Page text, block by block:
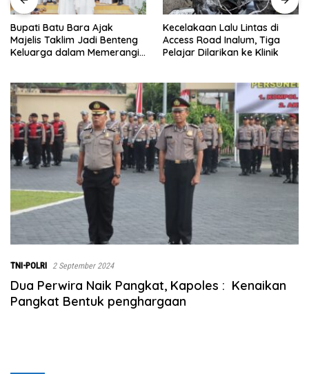
Kecelakaan Lalu Lintas di
Access Road Inalum, Tiga
Pelajar Dilarikan ke Klinik
Menjelang Penutupan TMMD
ke-129, Pasiter Kodim
0208/Asahan Cek Sarana Air
TNI-POLRI 2 September 2024
Dua Perwira Naik Pangkat, Kapoles : Kenaikan
Pangkat Bentuk penghargaan